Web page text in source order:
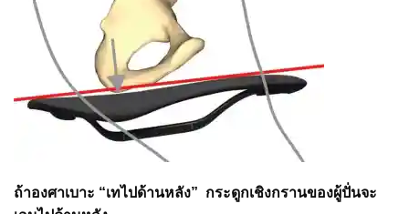
ถ้าองศาเบาะ “เทไปด้านหลัง” กระดูกเชิงกรานของผู้ปั่นจะ